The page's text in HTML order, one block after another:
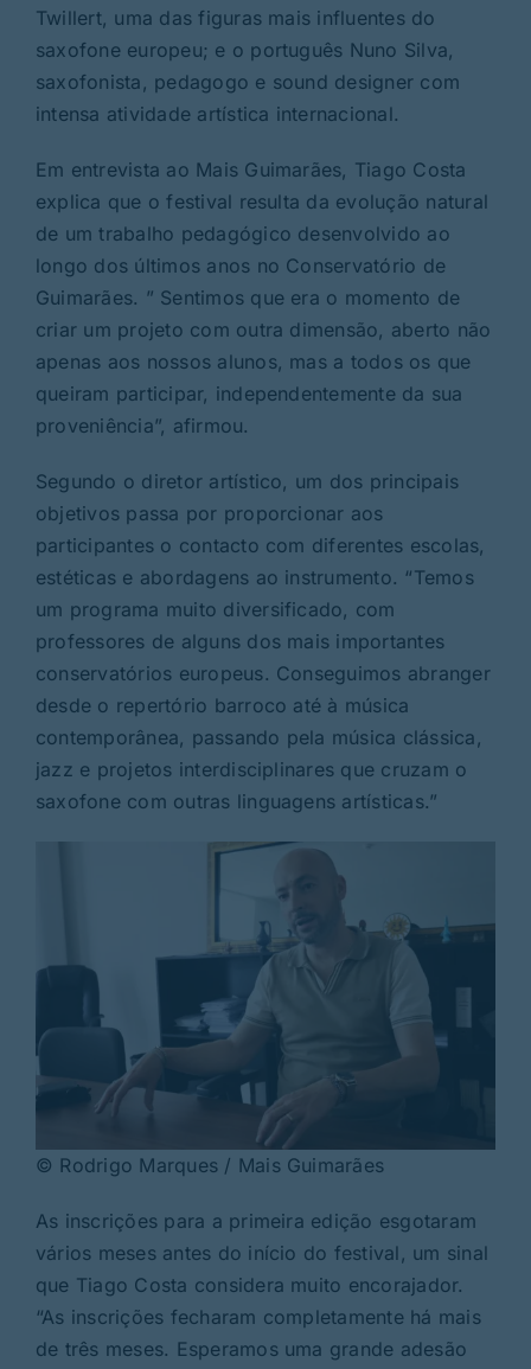
Twillert, uma das figuras mais influentes do
saxofone europeu; e o português Nuno Silva,
saxofonista, pedagogo e sound designer com
intensa atividade artística internacional.
Em entrevista ao Mais Guimarães, Tiago Costa
explica que o festival resulta da evolução natural
de um trabalho pedagógico desenvolvido ao
longo dos últimos anos no Conservatório de
Guimarães. ” Sentimos que era o momento de
criar um projeto com outra dimensão, aberto não
apenas aos nossos alunos, mas a todos os que
queiram participar, independentemente da sua
proveniência”, afirmou.
Segundo o diretor artístico, um dos principais
objetivos passa por proporcionar aos
participantes o contacto com diferentes escolas,
estéticas e abordagens ao instrumento. “Temos
um programa muito diversificado, com
professores de alguns dos mais importantes
conservatórios europeus. Conseguimos abranger
desde o repertório barroco até à música
contemporânea, passando pela música clássica,
jazz e projetos interdisciplinares que cruzam o
saxofone com outras linguagens artísticas.”
© Rodrigo Marques / Mais Guimarães
As inscrições para a primeira edição esgotaram
vários meses antes do início do festival, um sinal
que Tiago Costa considera muito encorajador.
“As inscrições fecharam completamente há mais
de três meses. Esperamos uma grande adesão